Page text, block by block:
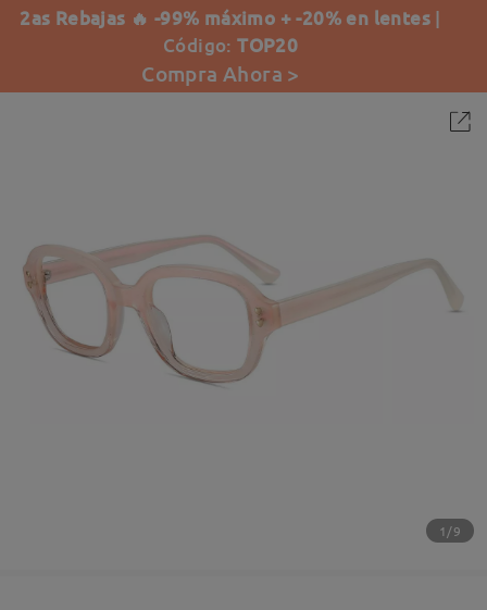
2as Rebajas 🔥 -99% máximo + -20% en lentes |
Código:TOP20
Compra Ahora >
1/9